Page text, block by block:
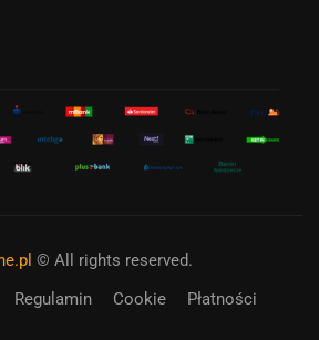
© All rights reserved.
Regulamin Cookie Płatności